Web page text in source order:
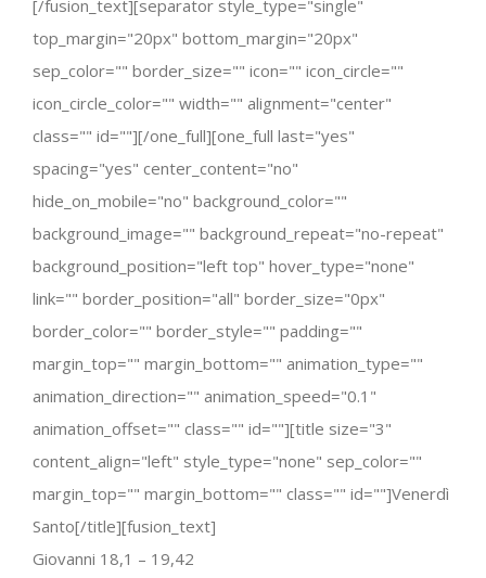
[/fusion_text][separator style_type="single"
top_margin="20px" bottom_margin="20px"
sep_color="" border_size="" icon="" icon_circle=""
icon_circle_color="" width="" alignment="center"
class="" id=""][/one_full][one_full last="yes"
spacing="yes" center_content="no"
hide_on_mobile="no" background_color=""
background_image="" background_repeat="no-repeat"
background_position="left top" hover_type="none"
link="" border_position="all" border_size="0px"
border_color="" border_style="" padding=""
margin_top="" margin_bottom="" animation_type=""
animation_direction="" animation_speed="0.1"
animation_offset="" class="" id=""][title size="3"
content_align="left" style_type="none" sep_color=""
margin_top="" margin_bottom="" class="" id=""]Venerdì
Santo[/title][fusion_text]
Giovanni 18,1 – 19,42